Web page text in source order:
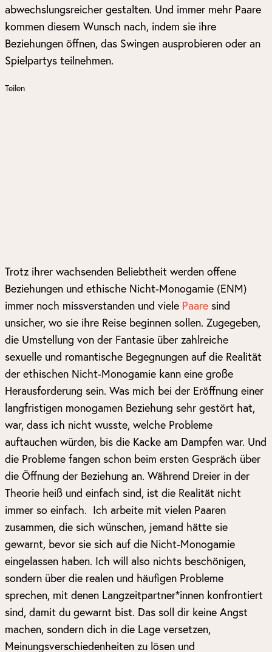
abwechslungsreicher gestalten. Und immer mehr Paare
kommen diesem Wunsch nach, indem sie ihre
Beziehungen öffnen, das Swingen ausprobieren oder an
Spielpartys teilnehmen.
Teilen
Trotz ihrer wachsenden Beliebtheit werden offene
Beziehungen und ethische Nicht-Monogamie (ENM)
immer noch missverstanden und viele Paare sind
unsicher, wo sie ihre Reise beginnen sollen. Zugegeben,
die Umstellung von der Fantasie über zahlreiche
sexuelle und romantische Begegnungen auf die Realität
der ethischen Nicht-Monogamie kann eine große
Herausforderung sein. Was mich bei der Eröffnung einer
langfristigen monogamen Beziehung sehr gestört hat,
war, dass ich nicht wusste, welche Probleme
auftauchen würden, bis die Kacke am Dampfen war. Und
die Probleme fangen schon beim ersten Gespräch über
die Öffnung der Beziehung an. Während Dreier in der
Theorie heiß und einfach sind, ist die Realität nicht
immer so einfach. Ich arbeite mit vielen Paaren
zusammen, die sich wünschen, jemand hätte sie
gewarnt, bevor sie sich auf die Nicht-Monogamie
eingelassen haben. Ich will also nichts beschönigen,
sondern über die realen und häufigen Probleme
sprechen, mit denen Langzeitpartner*innen konfrontiert
sind, damit du gewarnt bist. Das soll dir keine Angst
machen, sondern dich in die Lage versetzen,
Meinungsverschiedenheiten zu lösen und